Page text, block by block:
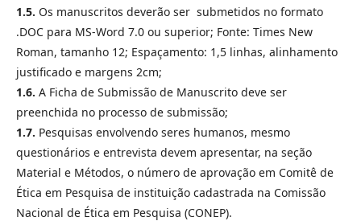
1.5. Os manuscritos deverão ser submetidos no formato
.DOC para MS-Word 7.0 ou superior; Fonte: Times New
Roman, tamanho 12; Espaçamento: 1,5 linhas, alinhamento
justificado e margens 2cm;
1.6. A Ficha de Submissão de Manuscrito deve ser
preenchida no processo de submissão;
1.7. Pesquisas envolvendo seres humanos, mesmo
questionários e entrevista devem apresentar, na seção
Material e Métodos, o número de aprovação em Comitê de
Ética em Pesquisa de instituição cadastrada na Comissão
Nacional de Ética em Pesquisa (CONEP).